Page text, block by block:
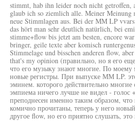
stimmt, hab ihn leider noch nicht getroffen,
glaub ich so ziemlich alle. Meiner Meinung
neue Stimmlagen aus. Bei der MM LP
das hört man sehr deutlich natürlich, bei
stimme+flow bis jetzt am besten, encore
bringer, geile texte aber komisch
Stimmelage und bisschen anderen flow,
that's my opinion (правильно, но я его
что его музыку знают многие. По моему
новые регистры. При выпуске ММ LP.
эминем. которого действительно
эмпиема ничего лучше не видел - голос
преподнесен именно таким образом,
комично прочитаны, теперь у него
другое flow, но его приятно слушать,